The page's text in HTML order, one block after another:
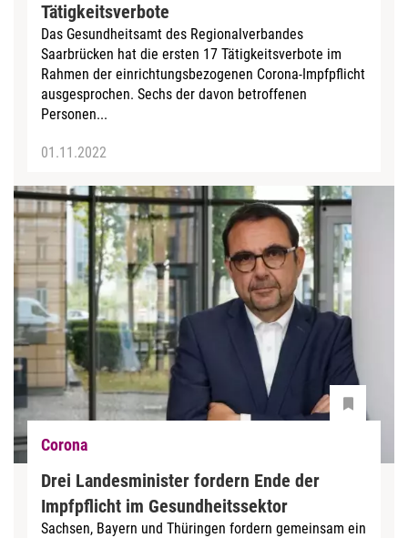
Tätigkeitsverbote
Das Gesundheitsamt des Regionalverbandes
Saarbrücken hat die ersten 17 Tätigkeitsverbote im
Rahmen der einrichtungsbezogenen Corona-Impfpflicht
ausgesprochen. Sechs der davon betroffenen
Personen...
01.11.2022
Corona
Drei Landesminister fordern Ende der
Impfpflicht im Gesundheitssektor
Sachsen, Bayern und Thüringen fordern gemeinsam ein